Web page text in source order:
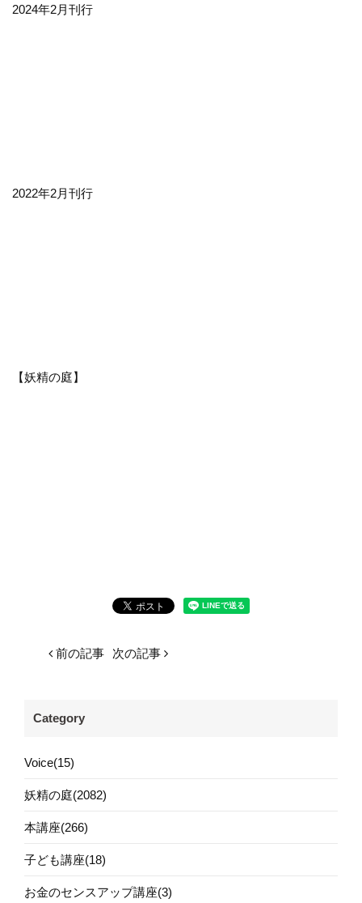
2024年2月刊行
2022年2月刊行
【妖精の庭】
前の記事 次の記事
Category
Voice(15)
妖精の庭(2082)
本講座(266)
子ども講座(18)
お金のセンスアップ講座(3)